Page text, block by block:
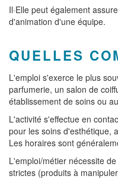
Il·Elle peut également
d'animation d'une équipe.
QUELLES
L'emploi s'exerce le plus
parfumerie, un salon de
établissement de soins ou
L'activité s'effectue en
pour les soins d'esthétique,
Les horaires sont
L'emploi/métier nécessite
strictes (produits à